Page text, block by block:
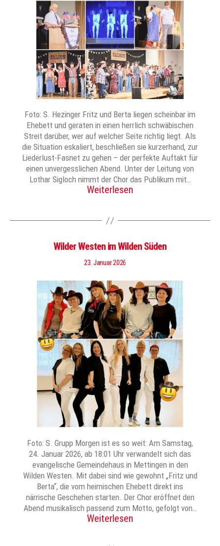
Foto: S. Hezinger Fritz und Berta liegen scheinbar im
Ehebett und geraten in einen herrlich schwäbischen
Streit darüber, wer auf welcher Seite richtig liegt. Als
die Situation eskaliert, beschließen sie kurzerhand, zur
Liederlust-Fasnet zu gehen – der perfekte Auftakt für
einen unvergesslichen Abend. Unter der Leitung von
Lothar Sigloch nimmt der Chor das Publikum mit…
Weiterlesen
Wilder Westen im Wilden Süden
23. Januar 2026
Foto: S. Grupp Morgen ist es so weit: Am Samstag,
24. Januar 2026, ab 18:01 Uhr verwandelt sich das
evangelische Gemeindehaus in Mettingen in den
Wilden Westen. Mit dabei sind wie gewohnt „Fritz und
Berta“, die vom heimischen Ehebett direkt ins
närrische Geschehen starten. Der Chor eröffnet den
Abend musikalisch passend zum Motto, gefolgt von…
Weiterlesen